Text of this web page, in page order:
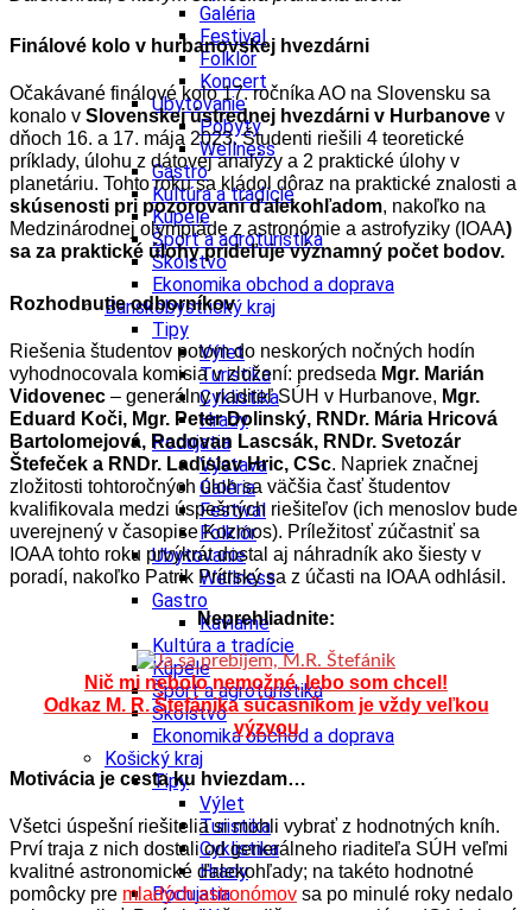
Galéria
Festival
Folklór
Koncert
Ubytovanie
Pobyty
Wellness
Gastro
Kultúra a tradície
Kúpele
Šport a agroturistika
Školstvo
Ekonomika obchod a doprava
Banskobystrický kraj
Tipy
Výlet
Turistika
Cyklistika
Hrady
Podujatia
Výstava
Galéria
Festival
Folklór
Ubytovanie
Wellness
Gastro
Kaviarne
Kultúra a tradície
Kúpele
Šport a agroturistika
Školstvo
Ekonomika obchod a doprava
Košický kraj
Tipy
Výlet
Turistika
Cyklistika
Hrady
Podujatia
Finálové kolo v hurbanovskej hvezdárni
Očakávané finálové kolo 17. ročníka AO na Slovensku sa
konalo v Slovenskej ústrednej hvezdárni v Hurbanove v
dňoch 16. a 17. mája 2023. Študenti riešili 4 teoretické
príklady, úlohu z dátovej analýzy a 2 praktické úlohy v
planetáriu. Tohto roku sa kládol dôraz na praktické znalosti a
skúsenosti pri pozorovaní ďalekohľadom, nakoľko na
Medzinárodnej olympiáde z astronómie a astrofyziky (IOAA)
sa za praktické úlohy prideľuje významný počet bodov.
Rozhodnutie odborníkov
Riešenia študentov potom do neskorých nočných hodín
vyhodnocovala komisia v zložení: predseda Mgr. Marián
Vidovenec – generálny riaditeľ SÚH v Hurbanove, Mgr.
Eduard Koči, Mgr. Peter Dolinský, RNDr. Mária Hricová
Bartolomejová, Radovan Lascsák, RNDr. Svetozár
Štefeček a RNDr. Ladislav Hric, CSc. Napriek značnej
zložitosti tohtoročných úloh sa väčšia časť študentov
kvalifikovala medzi úspešných riešiteľov (ich menoslov bude
uverejnený v časopise Kozmos). Príležitosť zúčastniť sa
IOAA tohto roku prvýkrát dostal aj náhradník ako šiesty v
poradí, nakoľko Patrik Prítrský sa z účasti na IOAA odhlásil.
Neprehliadnite:
Nič mi nebolo nemožné, lebo som chcel!
Odkaz M. R. Štefánika súčasníkom je vždy veľkou
výzvou
Motivácia je cesta ku hviezdam…
Všetci úspešní riešitelia si mohli vybrať z hodnotných kníh.
Prví traja z nich dostali od generálneho riaditeľa SÚH veľmi
kvalitné astronomické ďalekohľady; na takéto hodnotné
pomôcky pre mladých astronómov sa po minulé roky nedalo